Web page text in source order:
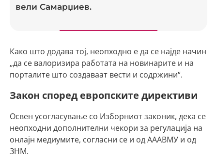
вели Самарџиев.
Како што додава тој, неопходно е да се најде начин
„да се валоризира работата на новинарите и на
порталите што создаваат вести и содржини“.
Закон според европските директиви
Освен усогласување со Изборниот законик, дека се
неопходни дополнителни чекори за регулација на
онлајн медиумите, согласни се и од АААВМУ и од
ЗНМ.